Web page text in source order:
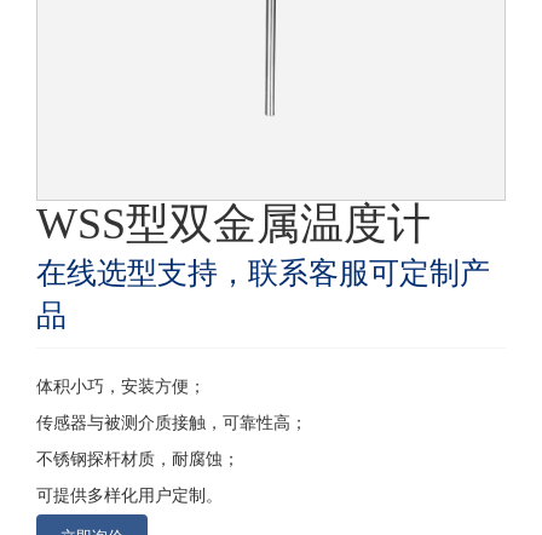
WSS型双金属温度计
在线选型支持，联系客服可定制产
品
体积小巧，安装方便；
传感器与被测介质接触，可靠性高；
不锈钢探杆材质，耐腐蚀；
可提供多样化用户定制。